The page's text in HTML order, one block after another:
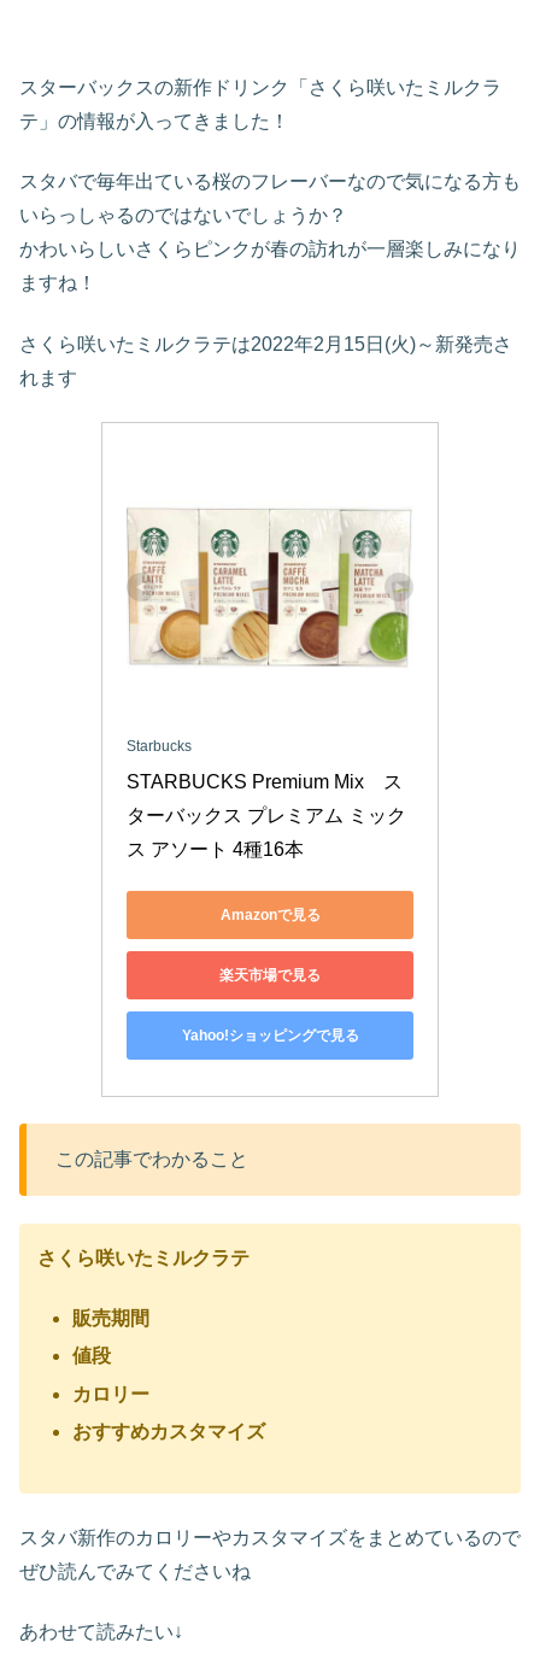
スターバックスの新作ドリンク「さくら咲いたミルクラ
テ」の情報が入ってきました！
スタバで毎年出ている桜のフレーバーなので気になる方も
いらっしゃるのではないでしょうか？
かわいらしいさくらピンクが春の訪れが一層楽しみになり
ますね！
さくら咲いたミルクラテは2022年2月15日(火)～新発売さ
れます
Starbucks
STARBUCKS Premium Mix　ス
ターバックス プレミアム ミック
ス アソート 4種16本
Amazonで見る
楽天市場で見る
Yahoo!ショッピングで見る
この記事でわかること
さくら咲いたミルクラテ
販売期間
値段
カロリー
おすすめカスタマイズ
スタバ新作のカロリーやカスタマイズをまとめているので
ぜひ読んでみてくださいね
あわせて読みたい↓